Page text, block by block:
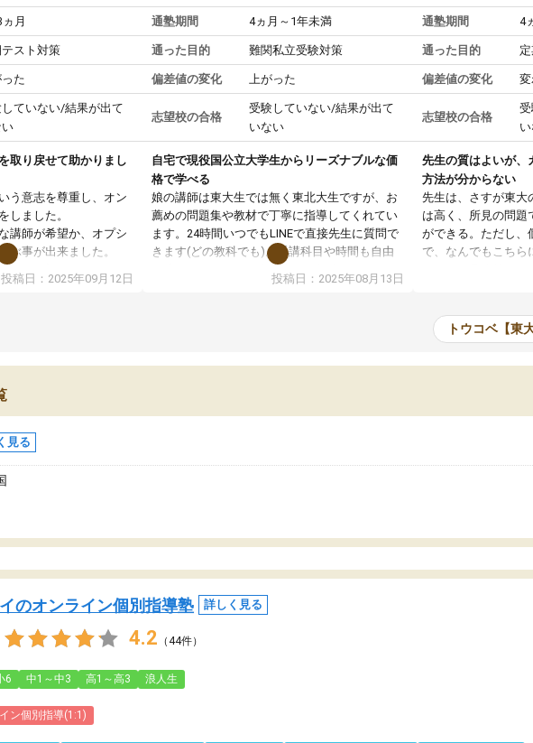
ヵ月
テスト対策
った
ていない/結果が出て
い
取り戻せて助かりまし
う意志を尊重し、オン
しました。
講師が希望か、オプシ
ぶ事が出来ました。
師との初回ミーティン
いか他の講師を希望す
した単語帳の共有があ
る形でした。
お辞めになると言う事で
、あまりに短期での変
にして退会しました。
容や講師の方は良かっ
投稿日：2025年09月12日
通塾期間 4ヵ月～1年未満
通った目的 難関私立受験対策
偏差値の変化 上がった
志望校の合格
受験していない/結果が出て
いない
自宅で現役国公立大学生からリーズナブルな価
格で学べる
娘の講師は東大生では無く東北大生ですが、お
薦めの問題集や教材で丁寧に指導してくれてい
ます。24時間いつでもLINEで直接先生に質問で
きます(どの教科でも)。受講科目や時間も自由
に決めれるので、個人に合った勉強ができると
思います。カリキュラム相談みたいなのがあり
ます。講師も合わなければチェンジできます
投稿日：2025年08月13日
通塾期間 4
通った目的
偏差値の変化
志望校の合格
先生の質はよいが、
方法が分からない
先生は、さすが東大
は高く、所見の問題
ができる。ただし、
で、なんでもこちら
のだが、具体的なカ
は、授業の先取り
いただいたが、1時
範囲は限られてお
なく、上手い活用の
トウコベ【東
見る
イのオンライン個別指導塾 詳しく見る
4.2 （44件）
6 中1～中3 高1～高3 浪人生
ン個別指導(1:1)